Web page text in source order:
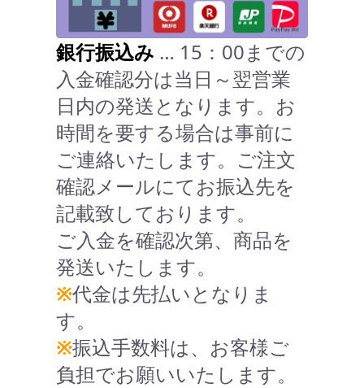
銀行振込み … 15：00までの
入金確認分は当日～翌営業
日内の発送となります。お
時間を要する場合は事前に
ご連絡いたします。ご注文
確認メールにてお振込先を
記載致しております。
ご入金を確認次第、商品を
発送いたします。
※代金は先払いとなりま
す。
※振込手数料は、お客様ご
負担でお願いいたします。